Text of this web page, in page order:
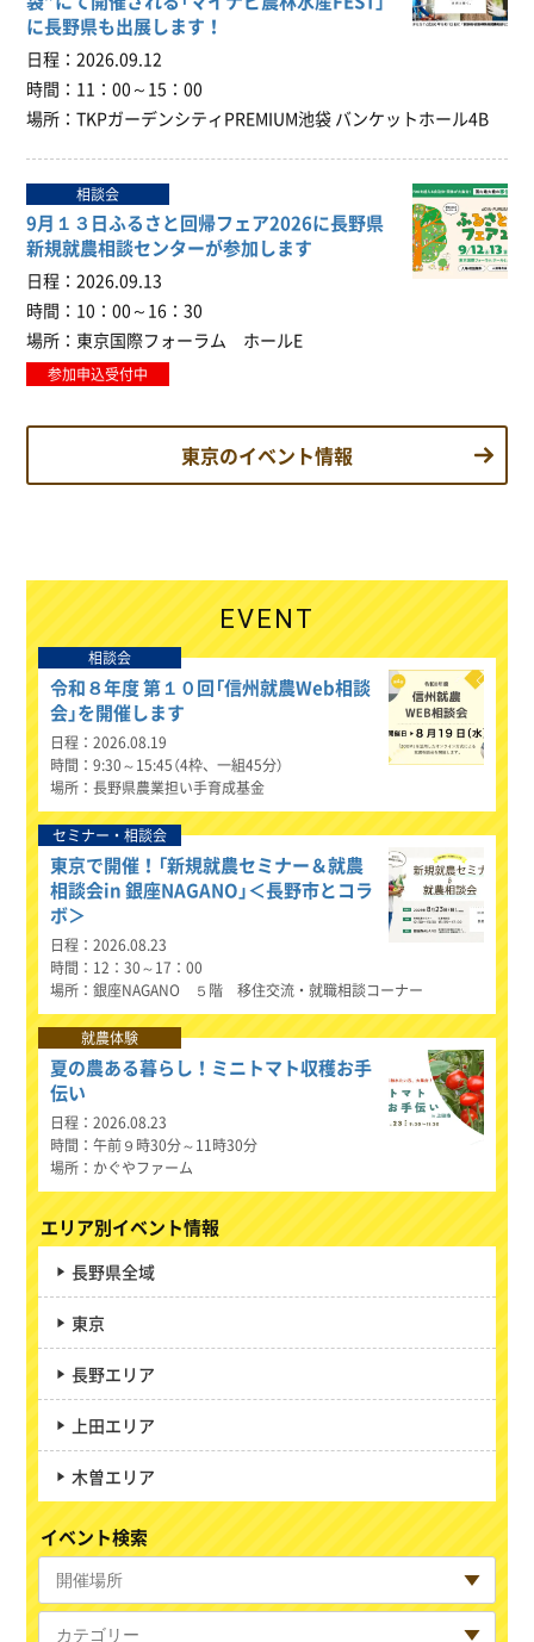
に長野県も出展します！
日程
2026.09.12
時間
11：00～15：00
場所
TKPガーデンシティPREMIUM池袋 バンケットホール4B
相談会
9月１３日ふるさと回帰フェア2026に長野県
新規就農相談センターが参加します
日程
2026.09.13
時間
10：00～16：30
場所
東京国際フォーラム ホールE
参加申込受付中
東京のイベント情報
EVENT
相談会
令和８年度 第１０回「信州就農Web相談
会」を開催します
日程
2026.08.19
時間
9:30～15:45（4枠、一組45分）
場所
長野県農業担い手育成基金
セミナー・相談会
東京で開催！「新規就農セミナー＆就農
相談会in 銀座NAGANO」＜長野市とコラ
ボ＞
日程
2026.08.23
時間
12：30～17：00
場所
銀座NAGANO ５階 移住交流・就職相談コーナー
就農体験
夏の農ある暮らし！ミニトマト収穫お手
伝い
日程
2026.08.23
時間
午前９時30分～11時30分
場所
かぐやファーム
エリア別イベント情報
長野県全域
東京
長野エリア
上田エリア
木曽エリア
イベント検索